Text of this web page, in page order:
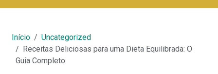
Início
Uncategorized
Receitas Deliciosas para uma Dieta Equilibrada: O
Guia Completo